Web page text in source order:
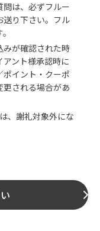
は、必ずフルー
送り下さい。フル
みが確認された時
ント様承認時に
ポイント・クーポ
更される場合があ
、謝礼対象外にな